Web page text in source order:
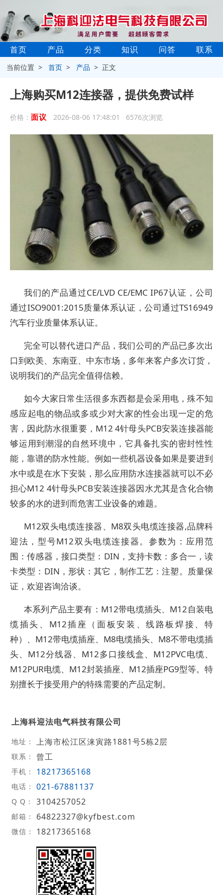
首页 产品 分类 知识 问答 联系
当前位置 >首页 > 产品 > 正文
上海购买M12连接器，提供免费试样
价格： 面议 2026-08-06 17:48:01 6576次浏览
我们的产品通过CE/LVD CE/EMC IP67认证，公司
通过ISO9001:2015质量体系认证，公司通过TS16949
汽车行业质量体系认证。
完全可以替代进口产品，我们公司的产品已多次出
口到欧美、东南亚、中东市场，多年来客户多次订货，
说明我们的产品完全值得信赖。
如今大家日常生活很多东西都是会采用电，殊不知
感应起电的物品或多或少对大家的性会出现一定的危
害，因此防水很重要，M12 4针母头PCB安装连接器能
够运用到潮湿的自然环境中，它具备扎实的密封性性
能，靠谱的防水性能。例如一些机器设备如果是要进到
水中或是在水下安裝，那么应用防水连接器就可以不必
担心M12 4针母头PCB安装连接器因水尤其是含化合物
较多的水的进到而危害工业设备的难题。
M12双头电缆连接器、M8双头电缆连接器,品牌科
迎法，型号M12双头电缆连接器。参数为：应用范
围：传感器，接口类型：DIN，支持卡数：多合一，读
卡类型：DIN，形状：其它，制作工艺：注塑。质量保
证，欢迎咨询洽谈。
本系列产品主要有：M12带电缆插头、M12自装电
缆插头、M12插座（面板安装、线路板焊接、特
种）、M12带电缆插座、M8电缆插头、M8不带电缆插
头、M12分线器、M12多口接线盒、M12PVC电缆、
M12PUR电缆、M12封装插座、M12插座PG9型等。特
别擅长于接受用户的特殊需要的产品定制。
上海科迎法电气科技有限公司
地址： 上海市松江区涞寅路1881号5栋2层
联系： 曾工
手机： 18217365168
电话： 021-67881137
Q Q： 3104257052
邮箱： 64822327@kyfbest.com
微信： 18217365168